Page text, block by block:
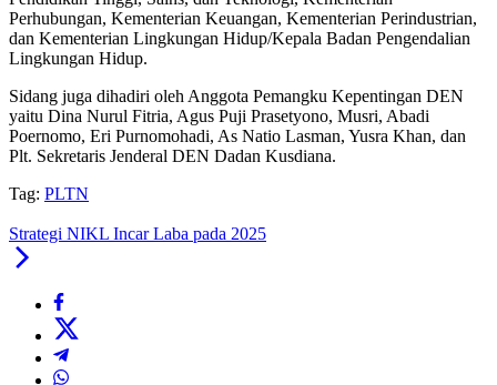
Perhubungan, Kementerian Keuangan, Kementerian Perindustrian,
dan Kementerian Lingkungan Hidup/Kepala Badan Pengendalian
Lingkungan Hidup.
Sidang juga dihadiri oleh Anggota Pemangku Kepentingan DEN
yaitu Dina Nurul Fitria, Agus Puji Prasetyono, Musri, Abadi
Poernomo, Eri Purnomohadi, As Natio Lasman, Yusra Khan, dan
Plt. Sekretaris Jenderal DEN Dadan Kusdiana.
Tag: PLTN
Strategi NIKL Incar Laba pada 2025